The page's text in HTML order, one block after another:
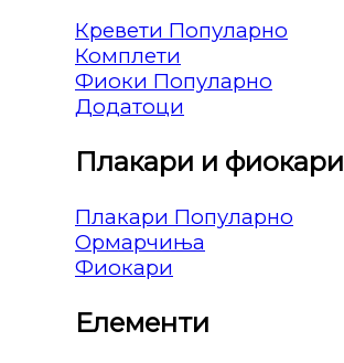
Кревети
Комплети
Фиоки
Додатоци
Плакари и фиокари
Плакари
Ормарчиња
Фиокари
Елементи